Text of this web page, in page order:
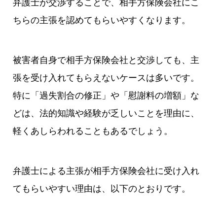
弁護士が交渉することで、相手方保険会社にこ
ちらの主張を認めてもらいやすくなります。
被害者自身で相手方保険会社と交渉しても、主
張を受け入れてもらえないケースは多いです。
特に「過失割合の修正」や「慰謝料の増額」な
どは、法的知識や経験が乏しいことを理由に、
軽くあしらわれることもあるでしょう。
弁護士による主張が相手方保険会社に受け入れ
てもらいやすい理由は、以下のとおりです。